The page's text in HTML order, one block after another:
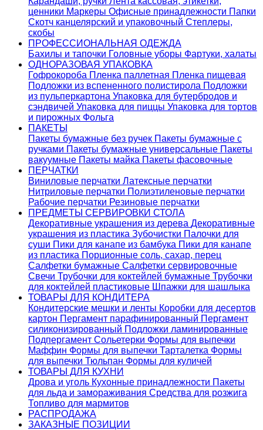
ценники Маркеры Офисные принадлежности Папки
Скотч канцелярский и упаковочный Степлеры,
скобы
ПРОФЕССИОНАЛЬНАЯ ОДЕЖДА
Бахилы и тапочки Головные уборы Фартуки, халаты
ОДНОРАЗОВАЯ УПАКОВКА
Гофрокороба Пленка паллетная Пленка пищевая
Подложки из вспененного полистирола Подложки
из пульперкартона Упаковка для бутербродов и
сэндвичей Упаковка для пиццы Упаковка для тортов
и пирожных Фольга
ПАКЕТЫ
Пакеты бумажные без ручек Пакеты бумажные с
ручками Пакеты бумажные универсальные Пакеты
вакуумные Пакеты майка Пакеты фасовочные
ПЕРЧАТКИ
Виниловые перчатки Латексные перчатки
Нитриловые перчатки Полиэтиленовые перчатки
Рабочие перчатки Резиновые перчатки
ПРЕДМЕТЫ СЕРВИРОВКИ СТОЛА
Декоративные украшения из дерева Декоративные
украшения из пластика Зубочистки Палочки для
суши Пики для канапе из бамбука Пики для канапе
из пластика Порционные соль, сахар, перец
Салфетки бумажные Салфетки сервировочные
Свечи Трубочки для коктейлей бумажные Трубочки
для коктейлей пластиковые Шпажки для шашлыка
ТОВАРЫ ДЛЯ КОНДИТЕРА
Кондитерские мешки и ленты Коробки для десертов
картон Пергамент парафинированный Пергамент
силиконизированный Подложки ламинированные
Подпергамент Сольетерки Формы для выпечки
Маффин Формы для выпечки Тарталетка Формы
для выпечки Тюльпан Формы для куличей
ТОВАРЫ ДЛЯ КУХНИ
Дрова и уголь Кухонные принадлежности Пакеты
для льда и замораживания Средства для розжига
Топливо для мармитов
РАСПРОДАЖА
ЗАКАЗНЫЕ ПОЗИЦИИ